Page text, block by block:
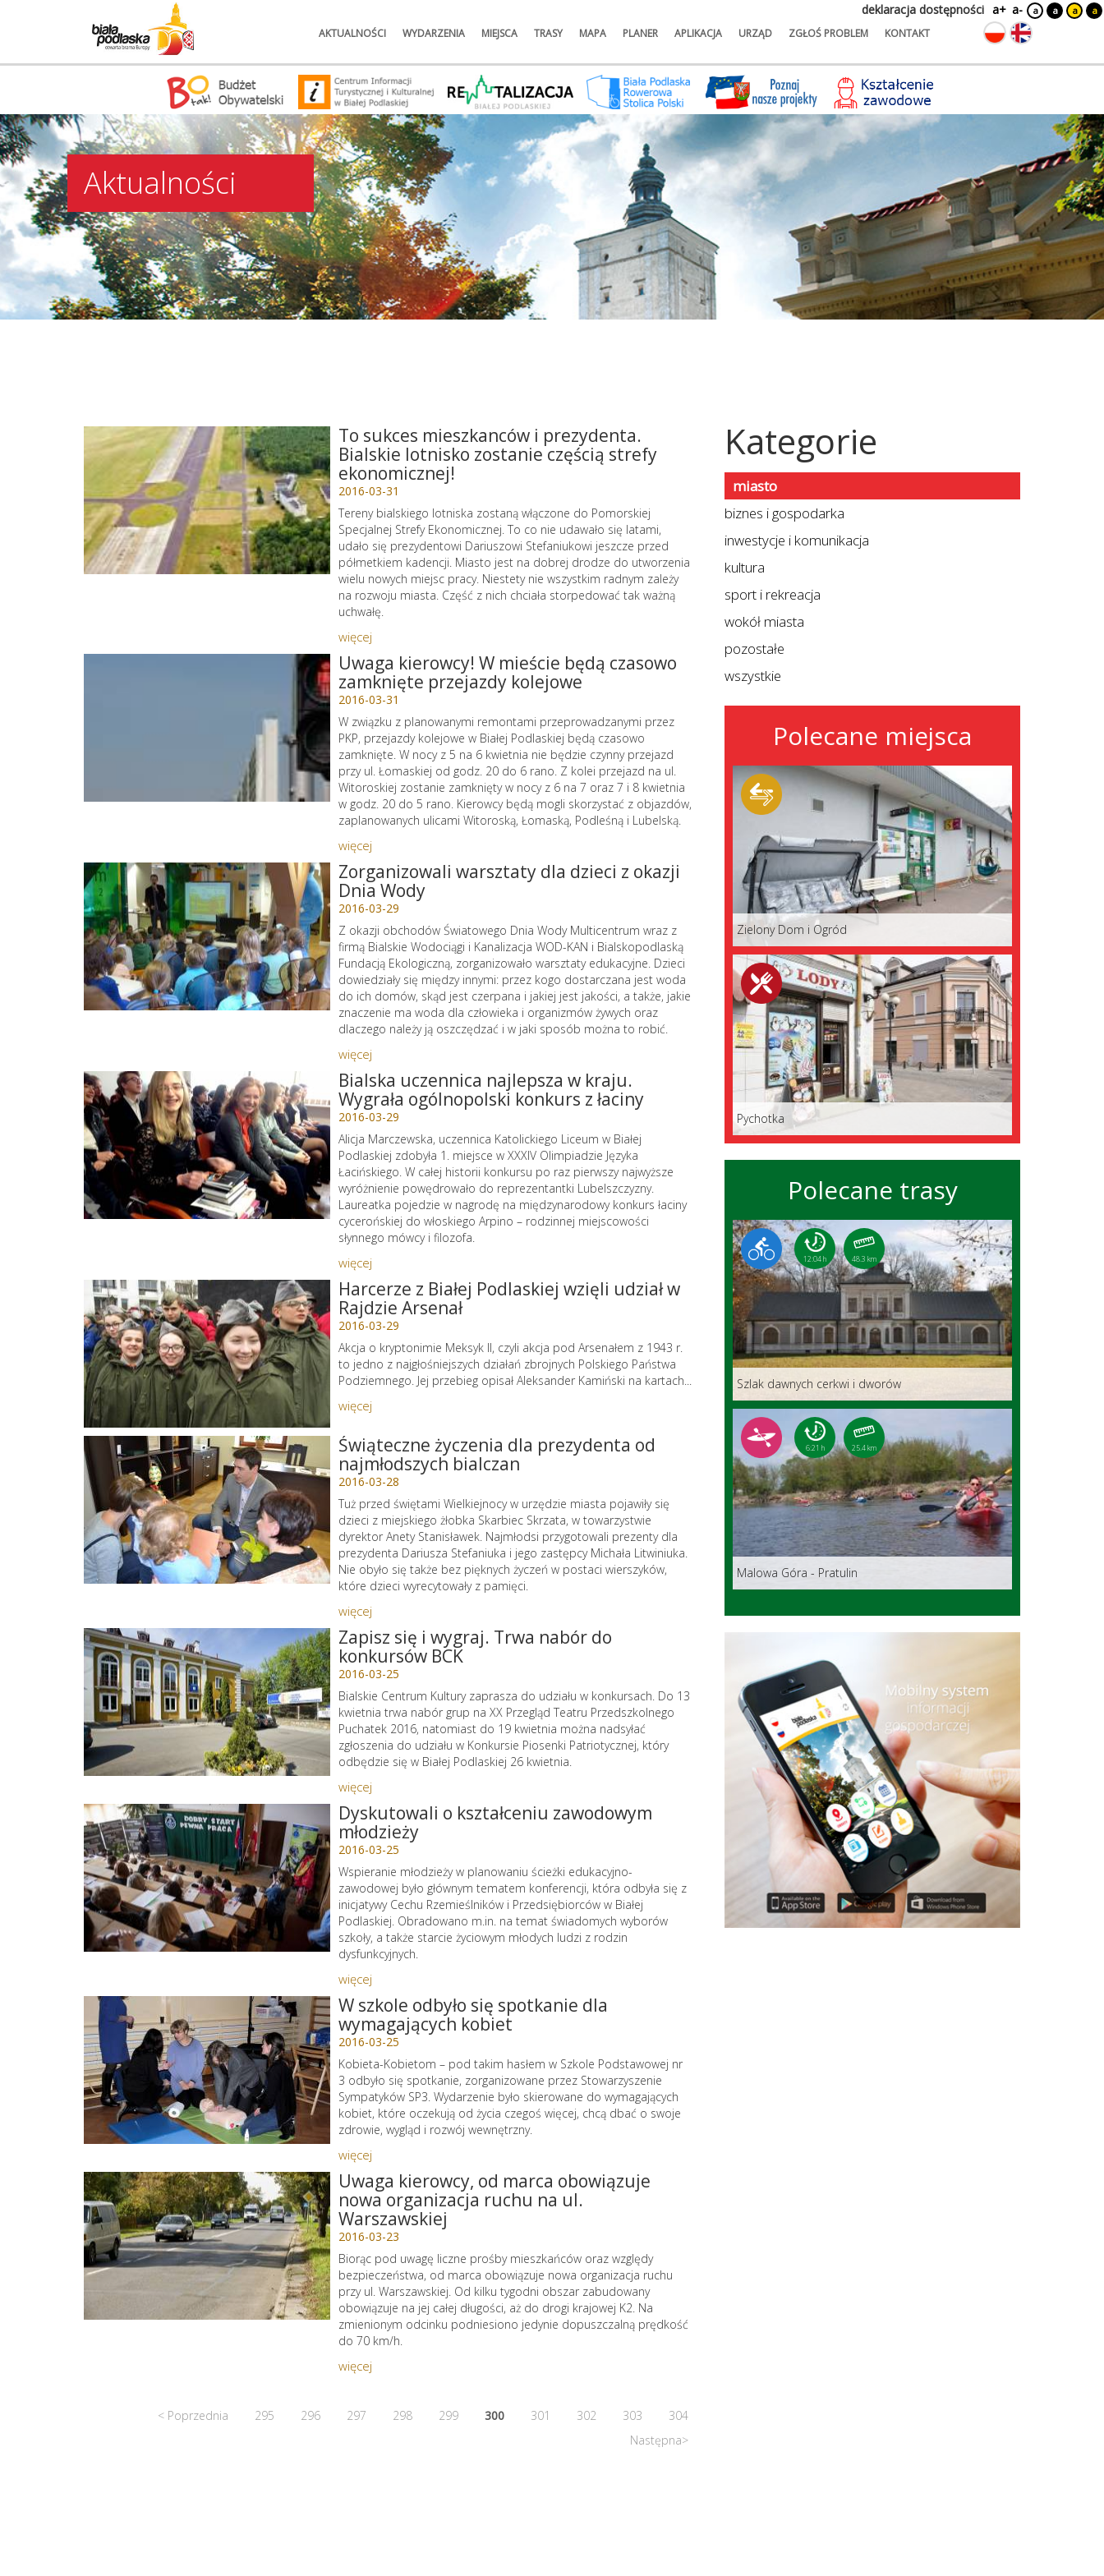
AKTUALNOŚCI WYDARZENIA MIEJSCA TRASY MAPA PLANER APLIKACJA URZĄD ZGŁOŚ PROBLEM KONTAKT
deklaracja dostępności a+ a- a a a a
Aktualności
To sukces mieszkanców i prezydenta.
Bialskie lotnisko zostanie częścią strefy
ekonomicznej!
2016-03-31
Tereny bialskiego lotniska zostaną włączone do Pomorskiej
Specjalnej Strefy Ekonomicznej. To co nie udawało się latami,
udało się prezydentowi Dariuszowi Stefaniukowi jeszcze przed
półmetkiem kadencji. Miasto jest na dobrej drodze do utworzenia
wielu nowych miejsc pracy. Niestety nie wszystkim radnym zależy
na rozwoju miasta. Część z nich chciała storpedować tak ważną
uchwałę.
więcej
Uwaga kierowcy! W mieście będą czasowo
zamknięte przejazdy kolejowe
2016-03-31
W związku z planowanymi remontami przeprowadzanymi przez
PKP, przejazdy kolejowe w Białej Podlaskiej będą czasowo
zamknięte. W nocy z 5 na 6 kwietnia nie będzie czynny przejazd
przy ul. Łomaskiej od godz. 20 do 6 rano. Z kolei przejazd na ul.
Witoroskiej zostanie zamknięty w nocy z 6 na 7 oraz 7 i 8 kwietnia
w godz. 20 do 5 rano. Kierowcy będą mogli skorzystać z objazdów,
zaplanowanych ulicami Witoroską, Łomaską, Podleśną i Lubelską.
więcej
Zorganizowali warsztaty dla dzieci z okazji
Dnia Wody
2016-03-29
Z okazji obchodów Światowego Dnia Wody Multicentrum wraz z
firmą Bialskie Wodociągi i Kanalizacja WOD-KAN i Bialskopodlaską
Fundacją Ekologiczną, zorganizowało warsztaty edukacyjne. Dzieci
dowiedziały się między innymi: przez kogo dostarczana jest woda
do ich domów, skąd jest czerpana i jakiej jest jakości, a także, jakie
znaczenie ma woda dla człowieka i organizmów żywych oraz
dlaczego należy ją oszczędzać i w jaki sposób można to robić.
więcej
Bialska uczennica najlepsza w kraju.
Wygrała ogólnopolski konkurs z łaciny
2016-03-29
Alicja Marczewska, uczennica Katolickiego Liceum w Białej
Podlaskiej zdobyła 1. miejsce w XXXIV Olimpiadzie Języka
Łacińskiego. W całej historii konkursu po raz pierwszy najwyższe
wyróżnienie powędrowało do reprezentantki Lubelszczyzny.
Laureatka pojedzie w nagrodę na międzynarodowy konkurs łaciny
cycerońskiej do włoskiego Arpino – rodzinnej miejscowości
słynnego mówcy i filozofa.
więcej
Harcerze z Białej Podlaskiej wzięli udział w
Rajdzie Arsenał
2016-03-29
Akcja o kryptonimie Meksyk II, czyli akcja pod Arsenałem z 1943 r.
to jedno z najgłośniejszych działań zbrojnych Polskiego Państwa
Podziemnego. Jej przebieg opisał Aleksander Kamiński na kartach...
więcej
Świąteczne życzenia dla prezydenta od
najmłodszych bialczan
2016-03-28
Tuż przed świętami Wielkiejnocy w urzędzie miasta pojawiły się
dzieci z miejskiego żłobka Skarbiec Skrzata, w towarzystwie
dyrektor Anety Stanisławek. Najmłodsi przygotowali prezenty dla
prezydenta Dariusza Stefaniuka i jego zastępcy Michała Litwiniuka.
Nie obyło się także bez pięknych życzeń w postaci wierszyków,
które dzieci wyrecytowały z pamięci.
więcej
Zapisz się i wygraj. Trwa nabór do
konkursów BCK
2016-03-25
Bialskie Centrum Kultury zaprasza do udziału w konkursach. Do 13
kwietnia trwa nabór grup na XX Przegląd Teatru Przedszkolnego
Puchatek 2016, natomiast do 19 kwietnia można nadsyłać
zgłoszenia do udziału w Konkursie Piosenki Patriotycznej, który
odbędzie się w Białej Podlaskiej 26 kwietnia.
więcej
Dyskutowali o kształceniu zawodowym
młodzieży
2016-03-25
Wspieranie młodzieży w planowaniu ścieżki edukacyjno-
zawodowej było głównym tematem konferencji, która odbyła się z
inicjatywy Cechu Rzemieślników i Przedsiębiorców w Białej
Podlaskiej. Obradowano m.in. na temat świadomych wyborów
szkoły, a także starcie życiowym młodych ludzi z rodzin
dysfunkcyjnych.
więcej
W szkole odbyło się spotkanie dla
wymagających kobiet
2016-03-25
Kobieta-Kobietom – pod takim hasłem w Szkole Podstawowej nr
3 odbyło się spotkanie, zorganizowane przez Stowarzyszenie
Sympatyków SP3. Wydarzenie było skierowane do wymagających
kobiet, które oczekują od życia czegoś więcej, chcą dbać o swoje
zdrowie, wygląd i rozwój wewnętrzny.
więcej
Uwaga kierowcy, od marca obowiązuje
nowa organizacja ruchu na ul.
Warszawskiej
2016-03-23
Biorąc pod uwagę liczne prośby mieszkańców oraz względy
bezpieczeństwa, od marca obowiązuje nowa organizacja ruchu
przy ul. Warszawskiej. Od kilku tygodni obszar zabudowany
obowiązuje na jej całej długości, aż do drogi krajowej K2. Na
zmienionym odcinku podniesiono jedynie dopuszczalną prędkość
do 70 km/h.
więcej
< Poprzednia 295 296 297 298 299 300 301 302 303
304
Następna>
Kategorie
miasto
biznes i gospodarka
inwestycje i komunikacja
kultura
sport i rekreacja
wokół miasta
pozostałe
wszystkie
Polecane miejsca
Zielony Dom i Ogród
Pychotka
Polecane trasy
12:04 h 48.3 km
Szlak dawnych cerkwi i dworów
6:21 h 25.4 km
Malowa Góra - Pratulin